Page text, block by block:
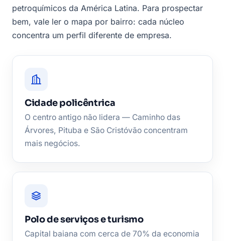
petroquímicos da América Latina. Para prospectar
bem, vale ler o mapa por bairro: cada núcleo
concentra um perfil diferente de empresa.
Cidade policêntrica
O centro antigo não lidera — Caminho das
Árvores, Pituba e São Cristóvão concentram
mais negócios.
Polo de serviços e turismo
Capital baiana com cerca de 70% da economia